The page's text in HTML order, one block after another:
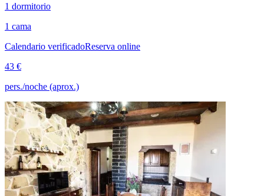
1 dormitorio
1 cama
Calendario verificadoReserva online
43 €
pers./noche (aprox.)